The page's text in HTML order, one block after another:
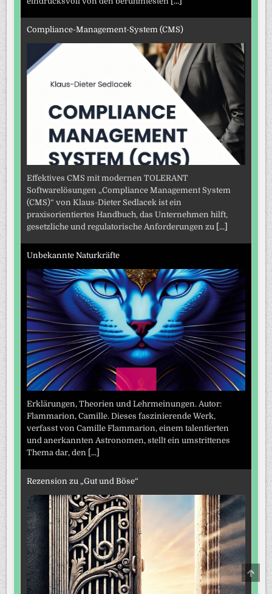
Compliance-Management-System (CMS)
Effektives CMS mit modernen TOLERANT
Softwarelösungen „Compliance Management System
(CMS)“ von Klaus-Dieter Sedlacek ist ein
praxisorientiertes Handbuch, das Unternehmen hilft,
gesetzliche und regulatorische Anforderungen zu [...]
Unbekannte Naturkräfte
Erklärungen, Theorien und Lehrmeinungen. Autor:
Flammarion, Camille. Dieses faszinierende Werk,
verfasst von Camille Flammarion, einem talentierten
und anerkannten Astronomen, stellt ein umstrittenes
Thema dar, den [...]
Rezension zu „Gut und Böse“
TO
TOP